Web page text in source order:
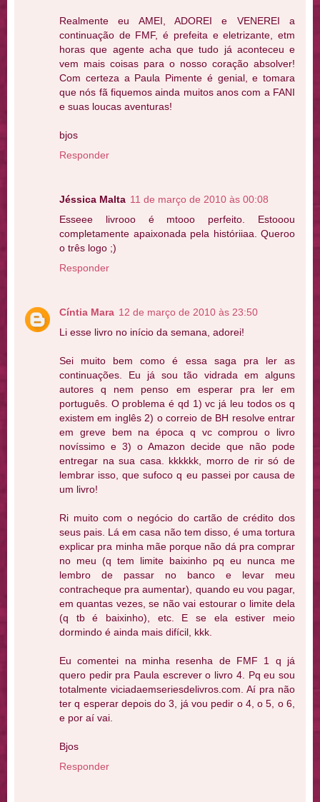
Realmente eu AMEI, ADOREI e VENEREI a
continuação de FMF, é prefeita e eletrizante, etm
horas que agente acha que tudo já aconteceu e
vem mais coisas para o nosso coração absolver!
Com certeza a Paula Pimente é genial, e tomara
que nós fã fiquemos ainda muitos anos com a FANI
e suas loucas aventuras!
bjos
Responder
Jéssica Malta 11 de março de 2010 às 00:08
Esseee livrooo é mtooo perfeito. Estooou
completamente apaixonada pela históriiaa. Queroo
o três logo ;)
Responder
Cíntia Mara 12 de março de 2010 às 23:50
Li esse livro no início da semana, adorei!
Sei muito bem como é essa saga pra ler as
continuações. Eu já sou tão vidrada em alguns
autores q nem penso em esperar pra ler em
português. O problema é qd 1) vc já leu todos os q
existem em inglês 2) o correio de BH resolve entrar
em greve bem na época q vc comprou o livro
novíssimo e 3) o Amazon decide que não pode
entregar na sua casa. kkkkkk, morro de rir só de
lembrar isso, que sufoco q eu passei por causa de
um livro!
Ri muito com o negócio do cartão de crédito dos
seus pais. Lá em casa não tem disso, é uma tortura
explicar pra minha mãe porque não dá pra comprar
no meu (q tem limite baixinho pq eu nunca me
lembro de passar no banco e levar meu
contracheque pra aumentar), quando eu vou pagar,
em quantas vezes, se não vai estourar o limite dela
(q tb é baixinho), etc. E se ela estiver meio
dormindo é ainda mais difícil, kkk.
Eu comentei na minha resenha de FMF 1 q já
quero pedir pra Paula escrever o livro 4. Pq eu sou
totalmente viciadaemseriesdelivros.com. Aí pra não
ter q esperar depois do 3, já vou pedir o 4, o 5, o 6,
e por aí vai.
Bjos
Responder